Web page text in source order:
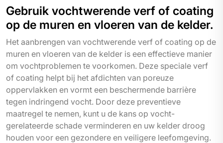
Gebruik vochtwerende verf of coating
op de muren en vloeren van de kelder.
Het aanbrengen van vochtwerende verf of coating op de
muren en vloeren van de kelder is een effectieve manier
om vochtproblemen te voorkomen. Deze speciale verf
of coating helpt bij het afdichten van poreuze
oppervlakken en vormt een beschermende barrière
tegen indringend vocht. Door deze preventieve
maatregel te nemen, kunt u de kans op vocht-
gerelateerde schade verminderen en uw kelder droog
houden voor een gezondere en veiligere leefomgeving.